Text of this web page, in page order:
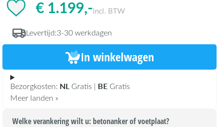
€ 1.199,-incl. BTW
Levertijd:3-30 werkdagen
In winkelwagen
Bezorgkosten: NL Gratis | BE Gratis
Meer landen »
Welke verankering wilt u: betonanker of voetplaat?